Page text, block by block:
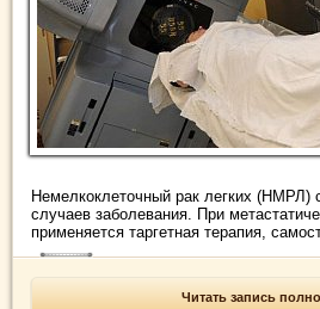
Немелкоклеточный рак легких (НМРЛ)
случаев заболевания. При
применяется таргетная терапия,
Читать запись